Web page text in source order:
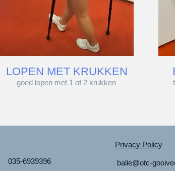
goed lopen met 1 of 2 krukken
LOPEN MET KRUKKEN
035-6939396
Privacy Policy
balie@otc-